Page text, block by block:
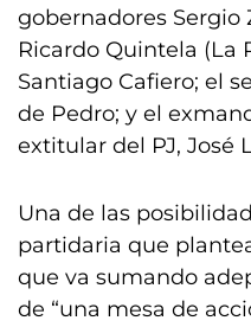
gobernadores Sergio
Ricardo Quintela (La
Santiago Cafiero; el
de Pedro; y el
extitular del PJ, José
Una de las
partidaria que
que va sumando
de “una mesa de